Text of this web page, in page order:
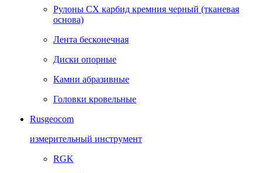
Рулоны CX карбид кремния черный (тканевая
основа)
Лента бесконечная
Диски опорные
Камни абразивные
Головки кровельные
Rusgeocom
измерительный инструмент
RGK